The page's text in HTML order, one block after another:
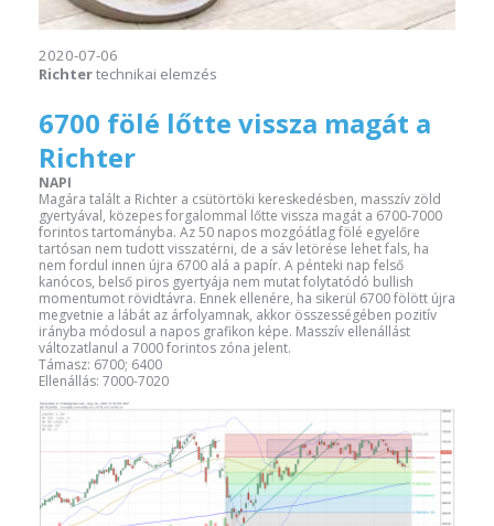
2020-07-06
Richtertechnikai elemzés
6700 fölé lőtte vissza magát a
Richter
NAPI
Magára talált a Richter a csütörtöki kereskedésben, masszív zöld
gyertyával, közepes forgalommal lőtte vissza magát a 6700-7000
forintos tartományba. Az 50 napos mozgóátlag fölé egyelőre
tartósan nem tudott visszatérni, de a sáv letörése lehet fals, ha
nem fordul innen újra 6700 alá a papír. A pénteki nap felső
kanócos, belső piros gyertyája nem mutat folytatódó bullish
momentumot rövidtávra. Ennek ellenére, ha sikerül 6700 fölött újra
megvetnie a lábát az árfolyamnak, akkor összességében pozitív
irányba módosul a napos grafikon képe. Masszív ellenállást
változatlanul a 7000 forintos zóna jelent.
Támasz: 6700; 6400
Ellenállás: 7000-7020